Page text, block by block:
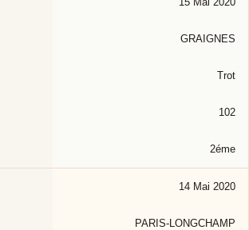
GRAIGNES
Trot
102
2éme
14 Mai 2020
PARIS-LONGCHAMP